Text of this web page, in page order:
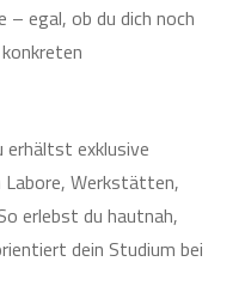
– egal, ob du dich noch
erhältst exklusive
Labore, Werkstätten,
erlebst du hautnah,
dein Studium bei